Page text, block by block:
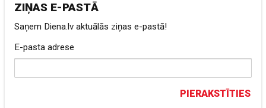
ZIŅAS E-PASTĀ
Saņem Diena.lv aktuālās ziņas e-pastā!
E-pasta adrese
PIERAKSTĪTIES